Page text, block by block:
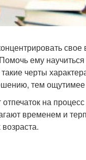
ему
черты
тем ощутимее
на
временем и